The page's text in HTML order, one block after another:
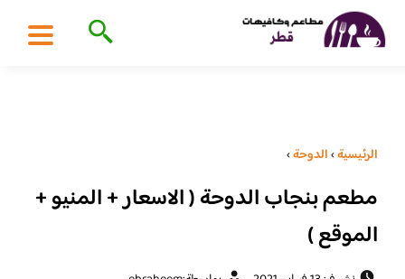
الرئيسية›الدوحة›
مطعم بنجاب الدوحة ( الاسعار + المنيو +
الموقع )